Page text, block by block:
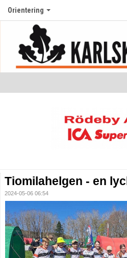
Orientering
Dokument
Kontakt
Tävling, klubbaktiviteter
Tiomilahelgen - en
2024-05-06 06:54